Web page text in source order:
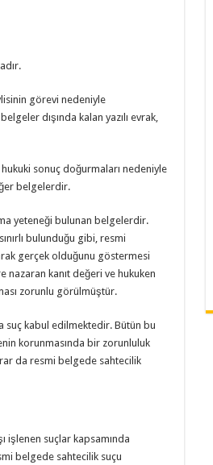
görevi nedeniyle
dışında kalan yazılı evrak,
sonuç doğurmaları nedeniyle
belgelerdir.
yeteneği bulunan belgelerdir.
bulunduğu gibi, resmi
gerçek olduğunu göstermesi
kanıt değeri ve hukuken
zorunlu görülmüştür.
suç kabul edilmektedir. Bütün bu
korunmasında bir zorunluluk
da resmi belgede sahtecilik
işlenen suçlar kapsamında
belgede sahtecilik suçu